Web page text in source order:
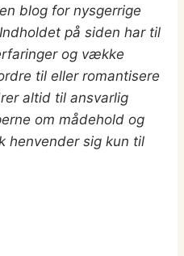
blog for nysgerrige
på siden har til
og vække
til eller romantisere
altid til ansvarlig
om mådehold og
henvender sig kun til